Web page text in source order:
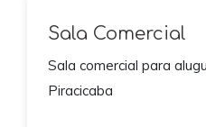
Sala Comercial
Sala comercial para
Piracicaba